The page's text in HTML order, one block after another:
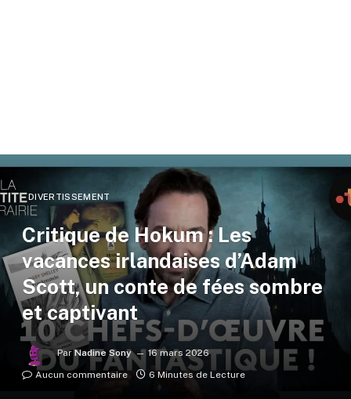
DIVERTISSEMENT
Critique de Hokum : Les
vacances irlandaises d’Adam
Scott, un conte de fées sombre
et captivant
Par Nadine Sony
16 mars 2026
Aucun commentaire
6 Minutes de Lecture